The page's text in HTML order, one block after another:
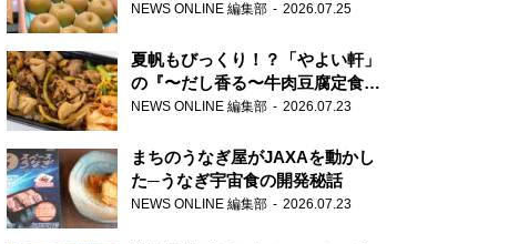
NEWS ONLINE 編集部 2026.07.25
夏帆もびっくり！？「やよい軒」
の『〜だし香る〜牛肉豆腐定食』
が香り高すぎる
NEWS ONLINE 編集部 2026.07.23
まちのうなぎ屋がJAXAを動かし
た─うなぎ宇宙食の開発秘話
NEWS ONLINE 編集部 2026.07.23